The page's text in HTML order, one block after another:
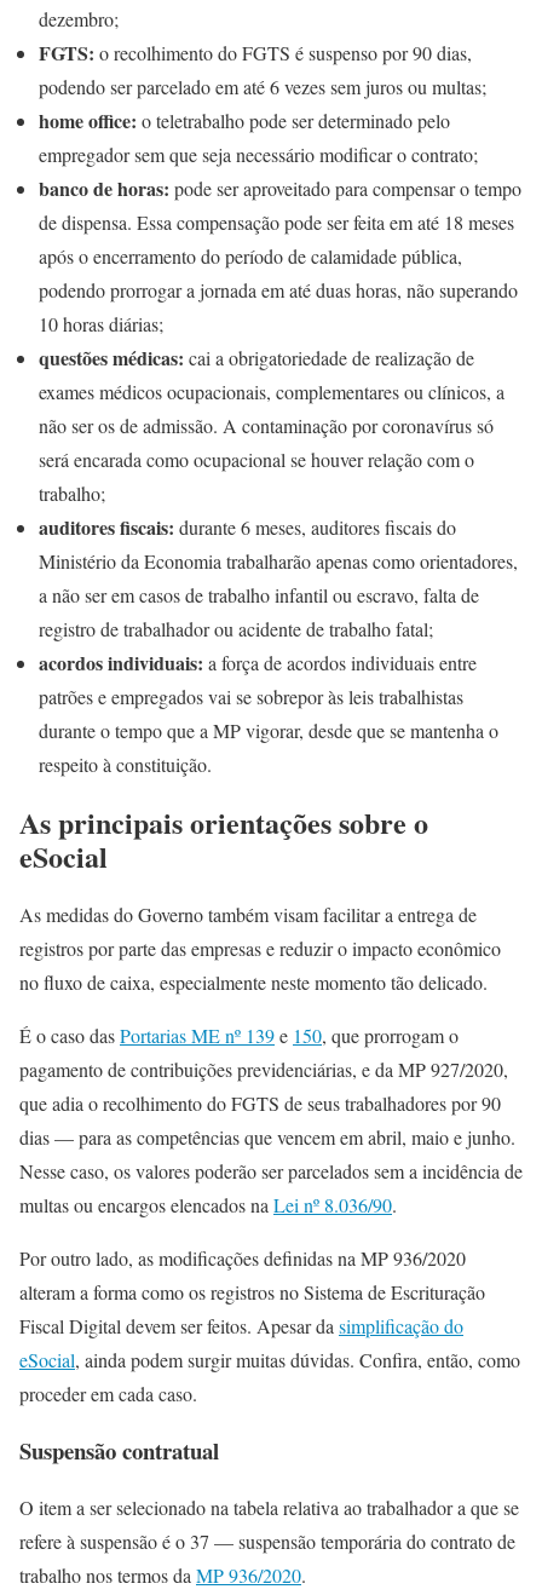
dezembro;
FGTS: o recolhimento do FGTS é suspenso por 90 dias,
podendo ser parcelado em até 6 vezes sem juros ou multas;
home office: o teletrabalho pode ser determinado pelo
empregador sem que seja necessário modificar o contrato;
banco de horas: pode ser aproveitado para compensar o tempo
de dispensa. Essa compensação pode ser feita em até 18 meses
após o encerramento do período de calamidade pública,
podendo prorrogar a jornada em até duas horas, não superando
10 horas diárias;
questões médicas: cai a obrigatoriedade de realização de
exames médicos ocupacionais, complementares ou clínicos, a
não ser os de admissão. A contaminação por coronavírus só
será encarada como ocupacional se houver relação com o
trabalho;
auditores fiscais: durante 6 meses, auditores fiscais do
Ministério da Economia trabalharão apenas como orientadores,
a não ser em casos de trabalho infantil ou escravo, falta de
registro de trabalhador ou acidente de trabalho fatal;
acordos individuais: a força de acordos individuais entre
patrões e empregados vai se sobrepor às leis trabalhistas
durante o tempo que a MP vigorar, desde que se mantenha o
respeito à constituição.
As principais orientações sobre o
eSocial
As medidas do Governo também visam facilitar a entrega de
registros por parte das empresas e reduzir o impacto econômico
no fluxo de caixa, especialmente neste momento tão delicado.
É o caso dasPortarias ME nº 139e 150, que prorrogam o
pagamento de contribuições previdenciárias, e da MP 927/2020,
que adia o recolhimento do FGTS de seus trabalhadores por 90
dias — para as competências que vencem em abril, maio e junho.
Nesse caso, os valores poderão ser parcelados sem a incidência de
multas ou encargos elencados naLei nº 8.036/90.
Por outro lado, as modificações definidas na MP 936/2020
alteram a forma como os registros no Sistema de Escrituração
Fiscal Digital devem ser feitos. Apesar dasimplificação do
eSocial, ainda podem surgir muitas dúvidas. Confira, então, como
proceder em cada caso.
Suspensão contratual
O item a ser selecionado na tabela relativa ao trabalhador a que se
refere à suspensão é o 37 — suspensão temporária do contrato de
trabalho nos termos da MP 936/2020.